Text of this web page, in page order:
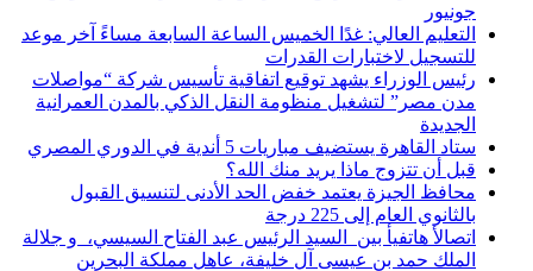
جونيور
التعليم العالي: غدًا الخميس الساعة السابعة مساءً آخر موعد
للتسجيل لاختبارات القدرات
رئيس الوزراء يشهد توقيع اتفاقية تأسيس شركة “مواصلات
مدن مصر” لتشغيل منظومة النقل الذكي بالمدن العمرانية
الجديدة
ستاد القاهرة يستضيف مباريات 5 أندية في الدوري المصري
قبل أن تتزوج ماذا يريد منك الله؟
محافظ الجيزة يعتمد خفض الحد الأدنى لتنسيق القبول
بالثانوي العام إلى 225 درجة
اتصالأ هاتفيأ بين السيد الرئيس عبد الفتاح السيسي، و جلالة
الملك حمد بن عيسى آل خليفة، عاهل مملكة البحرين